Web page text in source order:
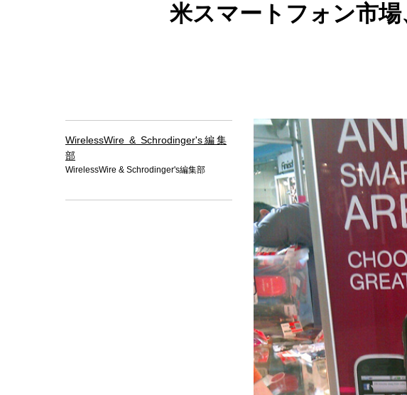
米スマートフォン市
WirelessWire & Schrodinger's編集
部
WirelessWire & Schrodinger's編集部